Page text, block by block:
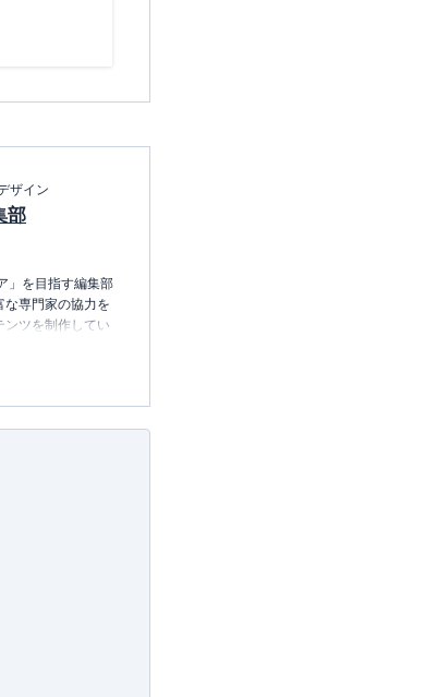
ザイン
部
」を目指す編集部
な専門家の協力を
ンツを制作してい
「まよい」を解
制作中です。
び方BOOK